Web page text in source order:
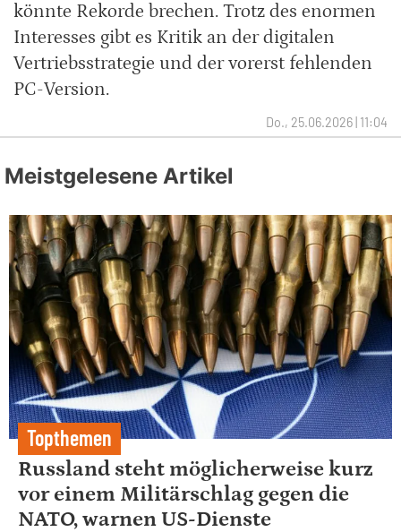
könnte Rekorde brechen. Trotz des enormen
Interesses gibt es Kritik an der digitalen
Vertriebsstrategie und der vorerst fehlenden
PC-Version.
Do., 25.06.2026 | 11:04
Meistgelesene Artikel
Topthemen
Russland steht möglicherweise kurz
vor einem Militärschlag gegen die
NATO, warnen US-Dienste